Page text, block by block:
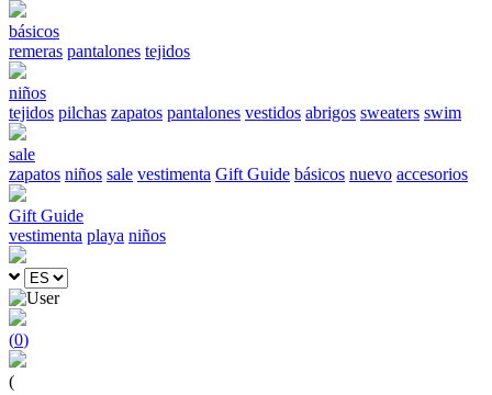
básicos
remeras pantalones tejidos
niños
tejidos pilchas zapatos pantalones vestidos abrigos sweaters swim
sale
zapatos niños sale vestimenta Gift Guide básicos nuevo accesorios
Gift Guide
vestimenta playa niños
(0)
(